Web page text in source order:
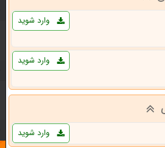
وارد شوید
وارد شوید
وارد شوید